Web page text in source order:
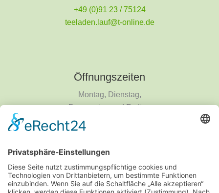
+49 (0)91 23 / 75124
teeladen.lauf@t-online.de
Öffnungszeiten
Montag, Dienstag,
Donnerstag und Freitag
9 - 14 Uhr